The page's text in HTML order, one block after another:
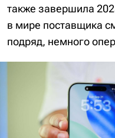
также завершила
в мире поставщика
подряд, немного